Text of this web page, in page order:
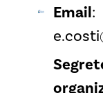
Email: